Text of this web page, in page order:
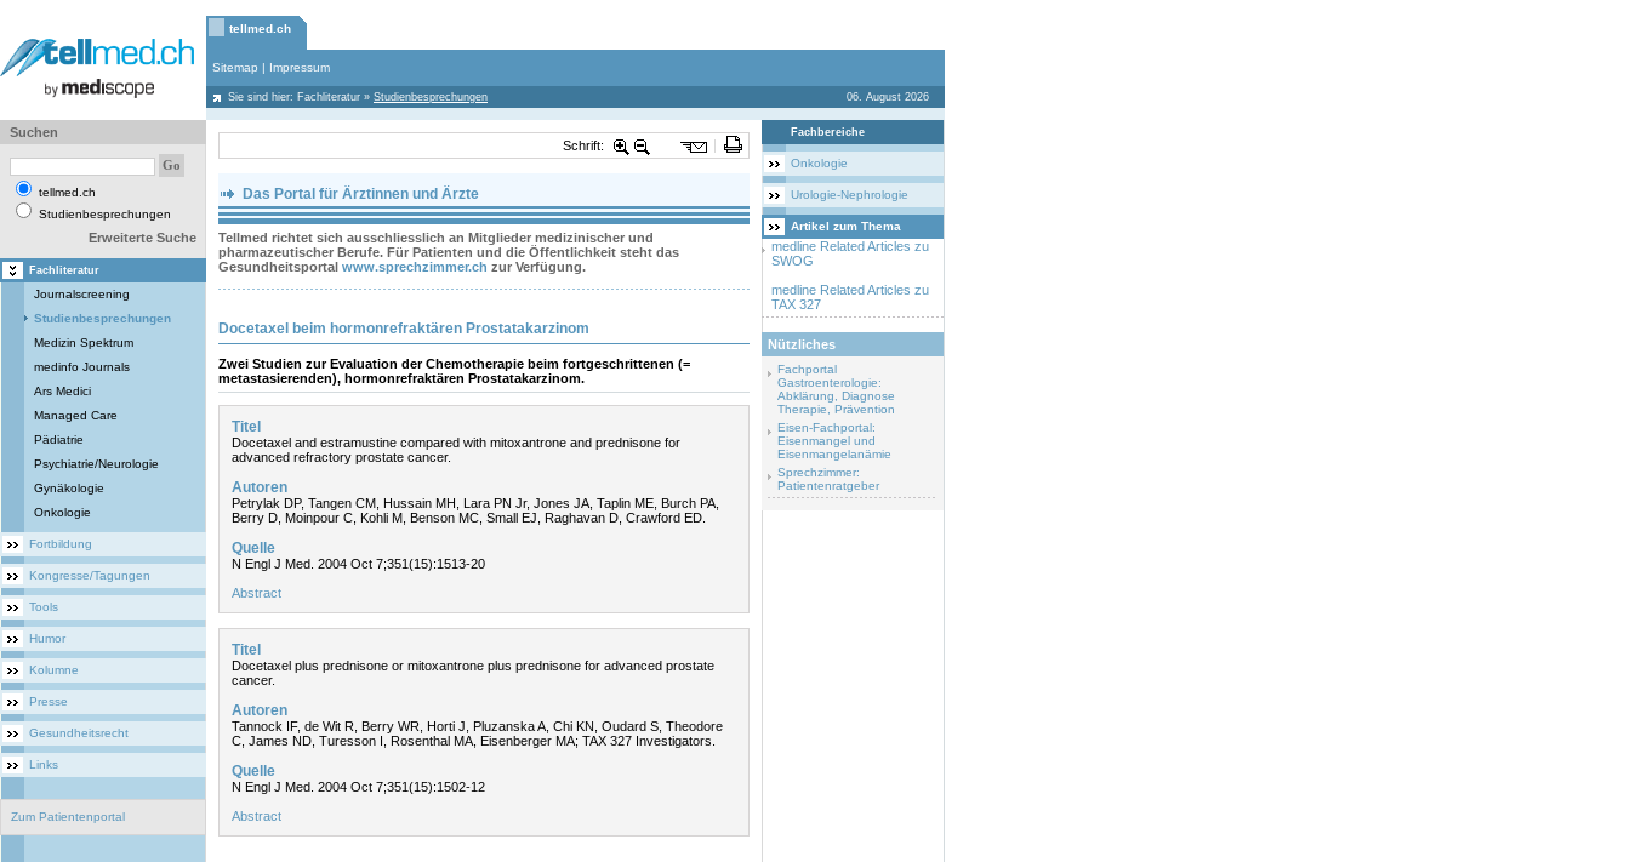
tellmed.ch
Sitemap | Impressum
Sie sind hier: Fachliteratur » Studienbesprechungen 06. August 2026
Suchen
tellmed.ch
Studienbesprechungen
Erweiterte Suche
Fachliteratur
Journalscreening
Studienbesprechungen
Medizin Spektrum
medinfo Journals
Ars Medici
Managed Care
Pädiatrie
Psychiatrie/Neurologie
Gynäkologie
Onkologie
Fortbildung
Kongresse/Tagungen
Tools
Humor
Kolumne
Presse
Gesundheitsrecht
Links
Zum Patientenportal
Schrift:
Das Portal für Ärztinnen und Ärzte
Tellmed richtet sich ausschliesslich an Mitglieder medizinischer und
pharmazeutischer Berufe. Für Patienten und die Öffentlichkeit steht das
Gesundheitsportal www.sprechzimmer.ch zur Verfügung.
Docetaxel beim hormonrefraktären Prostatakarzinom
Zwei Studien zur Evaluation der Chemotherapie beim fortgeschrittenen (=
metastasierenden), hormonrefraktären Prostatakarzinom.
Titel
Docetaxel and estramustine compared with mitoxantrone and prednisone for
advanced refractory prostate cancer.
Autoren
Petrylak DP, Tangen CM, Hussain MH, Lara PN Jr, Jones JA, Taplin ME, Burch PA,
Berry D, Moinpour C, Kohli M, Benson MC, Small EJ, Raghavan D, Crawford ED.
Quelle
N Engl J Med. 2004 Oct 7;351(15):1513-20
Abstract
Titel
Docetaxel plus prednisone or mitoxantrone plus prednisone for advanced prostate
cancer.
Autoren
Tannock IF, de Wit R, Berry WR, Horti J, Pluzanska A, Chi KN, Oudard S, Theodore
C, James ND, Turesson I, Rosenthal MA, Eisenberger MA; TAX 327 Investigators.
Quelle
N Engl J Med. 2004 Oct 7;351(15):1502-12
Abstract
Fachbereiche
Onkologie
Urologie-Nephrologie
Artikel zum Thema
medline Related Articles zu
SWOG
medline Related Articles zu
TAX 327
Nützliches
Fachportal
Gastroenterologie:
Abklärung, Diagnose
Therapie, Prävention
Eisen-Fachportal:
Eisenmangel und
Eisenmangelanämie
Sprechzimmer:
Patientenratgeber